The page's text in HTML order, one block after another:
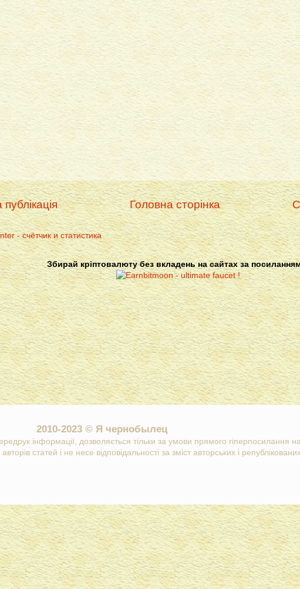
Головна сторінка
Збирай кріптовалюту без вкладень на сайтах за
2010-2023 © Я чернобылец
інформації, дозволяється тільки за умови прямого гіперпосилання
статей і не несе відповідальності за зміст авторських і републікованих